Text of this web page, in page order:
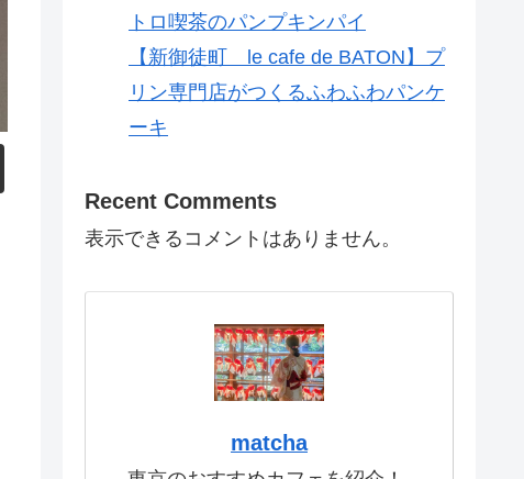
トロ喫茶のパンプキンパイ
【新御徒町 le cafe de BATON】プ
リン専門店がつくるふわふわパンケ
ーキ
Recent Comments
表示できるコメントはありません。
matcha